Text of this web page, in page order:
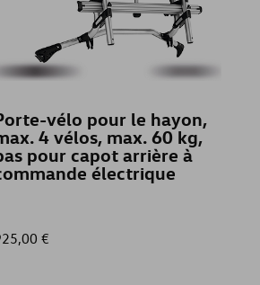
vélo pour le hayon,
4 vélos, max. 60 kg,
pour capot arrière à
électrique
€